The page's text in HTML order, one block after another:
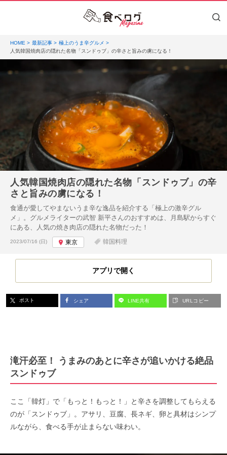
HOME 最新記事
極上のうま辛グルメ
人気韓国焼肉店の隠れた名物「スンドゥブ」の辛さと旨みの虜になる！
人気韓国焼肉店の隠れた名物「スンドゥブ」の辛
さと旨みの虜になる！
食通が愛してやまないうま辛な逸品を紹介する「極上の激辛グル
メ」。グルメライターの武智 新平さんのおすすめは、月島駅からすぐ
にある、人気の焼き肉店の隠れた名物だった！
投稿日:
2023/07/16 (日) 東京 韓国料理
アプリで開く
ポスト シェア LINE共有 URLコピー
滝汗必至！ うまみのあとに辛さが追いかける絶品
スンドゥブ
ここ「韓灯」で「もっと！もっと！」と辛さを調整してもらえる
のが「スンドゥブ」。アサリ、豆腐、長ネギ、卵と具材はシンプ
ルながら、食べる手が止まらない味わい。